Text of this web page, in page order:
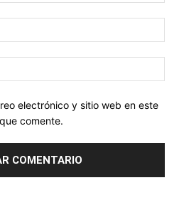
electrónico y sitio web en este
comente.